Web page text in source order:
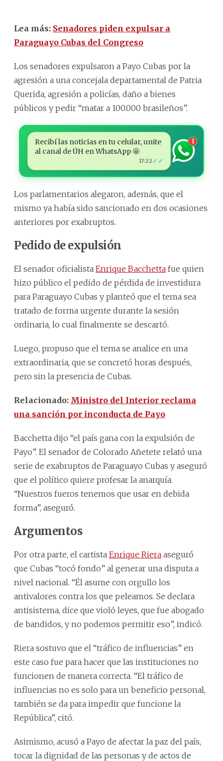
Lea más: Senadores piden expulsar a
Paraguayo Cubas del Congreso
Los senadores expulsaron a Payo Cubas por la
agresión a una concejala departamental de Patria
Querida, agresión a policías, daño a bienes
públicos y pedir “matar a 100.000 brasileños”.
Recibí las noticias en tu celular, unite
al canal de ÚH en WhatsApp 🤩
17:22 ✓✓
1
Los parlamentarios alegaron, además, que el
mismo ya había sido sancionado en dos ocasiones
anteriores por exabruptos.
Pedido de expulsión
El senador oficialista Enrique Bacchetta fue quien
hizo público el pedido de pérdida de investidura
para Paraguayo Cubas y planteó que el tema sea
tratado de forma urgente durante la sesión
ordinaria, lo cual finalmente se descartó.
Luego, propuso que el tema se analice en una
extraordinaria, que se concretó horas después,
pero sin la presencia de Cubas.
Relacionado: Ministro del Interior reclama
una sanción por inconducta de Payo
Bacchetta dijo “el país gana con la expulsión de
Payo”. El senador de Colorado Añetete relató una
serie de exabruptos de Paraguayo Cubas y aseguró
que el político quiere profesar la anarquía.
“Nuestros fueros tenemos que usar en debida
forma”, aseguró.
Argumentos
Por otra parte, el cartista Enrique Riera aseguró
que Cubas “tocó fondo” al generar una disputa a
nivel nacional. “Él asume con orgullo los
antivalores contra los que peleamos. Se declara
antisistema, dice que violó leyes, que fue abogado
de bandidos, y no podemos permitir eso”, indicó.
Riera sostuvo que el “tráfico de influencias” en
este caso fue para hacer que las instituciones no
funcionen de manera correcta. “El tráfico de
influencias no es solo para un beneficio personal,
también se da para impedir que funcione la
República”, citó.
Asimismo, acusó a Payo de afectar la paz del país,
tocar la dignidad de las personas y de actos de